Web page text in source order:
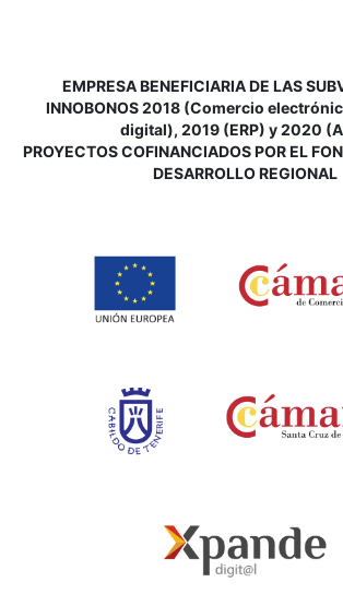
EMPRESA BENEFICIARIA DE LAS
INNOBONOS 2018 (Comercio
digital), 2019 (ERP) y 2020
PROYECTOS COFINANCIADOS POR EL
DESARROLLO REGIONAL